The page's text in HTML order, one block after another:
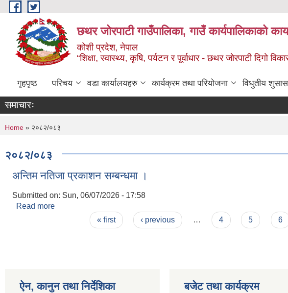
Skip to main content
छथर जोरपाटी गाउँपालिका, गाउँ कार्यपालिकाको
कोशी प्रदेश, नेपाल
“शिक्षा, स्वास्थ्य, कृषि, पर्यटन र पूर्वाधार - छथर जोरपाटी दिगो
गृहपृष्ठ परिचय वडा कार्यालयहरु कार्यक्रम तथा परियोजना विधुतीय
समाचारः
You are here
Home » २०८२/०८३
२०८२/०८३
अन्तिम नतिजा प्रकाशन सम्बन्धमा ।
Submitted on: Sun, 06/07/2026 - 17:58
Read more
« first ‹ previous … 4 5 6
ऐन, कानुन तथा निर्देशिका बजेट तथा कार्यक्रम